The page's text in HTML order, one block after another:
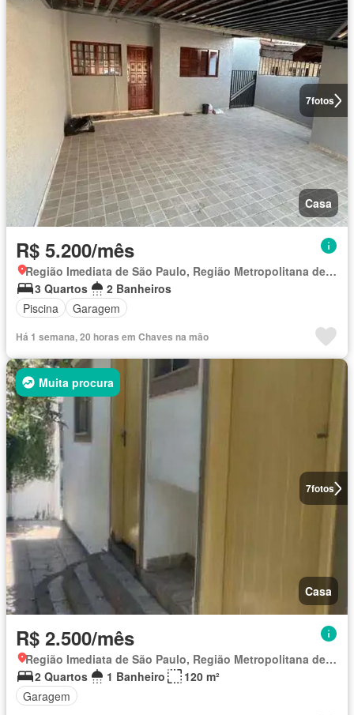
7fotos
Casa
R$ 5.200/mês
Região Imediata de São Paulo, Região Metropolitana de São Paulo
3 Quartos
2 Banheiros
Piscina
Garagem
Há 1 semana, 20 horas em Chaves na mão
7fotos
Muita procura
Casa
R$ 2.500/mês
Região Imediata de São Paulo, Região Metropolitana de São Paulo
2 Quartos
1 Banheiro
120 m²
Garagem